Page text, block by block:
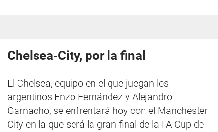
Chelsea-City, por la final
El Chelsea, equipo en el que juegan los
argentinos Enzo Fernández y Alejandro
Garnacho, se enfrentará hoy con el Manchester
City en la que será la gran final de la FA Cup de